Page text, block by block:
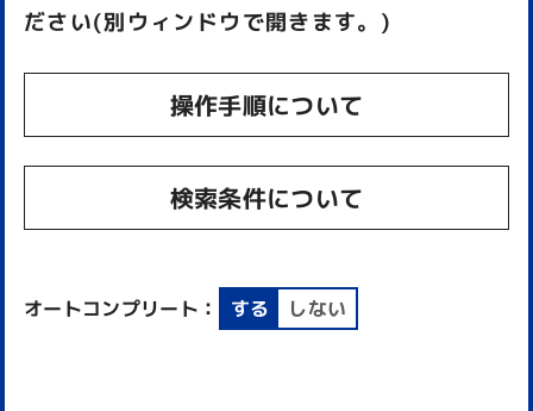
ださい(別ウィンドウで開きます。)
操作手順について
検索条件について
オートコンプリート： する しない